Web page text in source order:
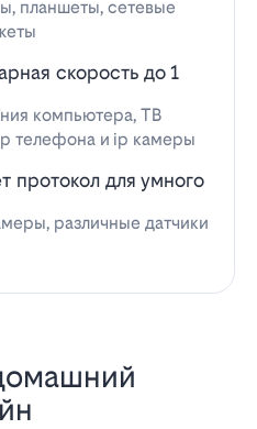
планшеты, сетевые
скорость до 1
компьютера, ТВ
телефона и ip камеры
протокол для умного
различные датчики